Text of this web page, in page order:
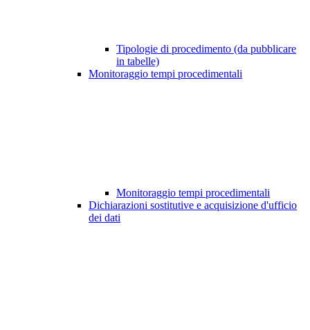
Tipologie di procedimento (da pubblicare
in tabelle)
Monitoraggio tempi procedimentali
Monitoraggio tempi procedimentali
Dichiarazioni sostitutive e acquisizione d'ufficio
dei dati